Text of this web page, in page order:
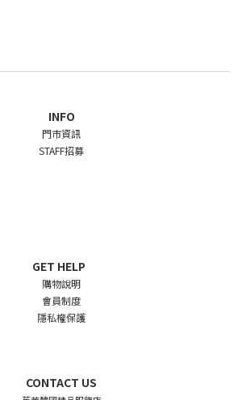
INFO
門市資訊
STAFF招募
GET HELP
購物說明
會員制度
隱私權保護
CONTACT US